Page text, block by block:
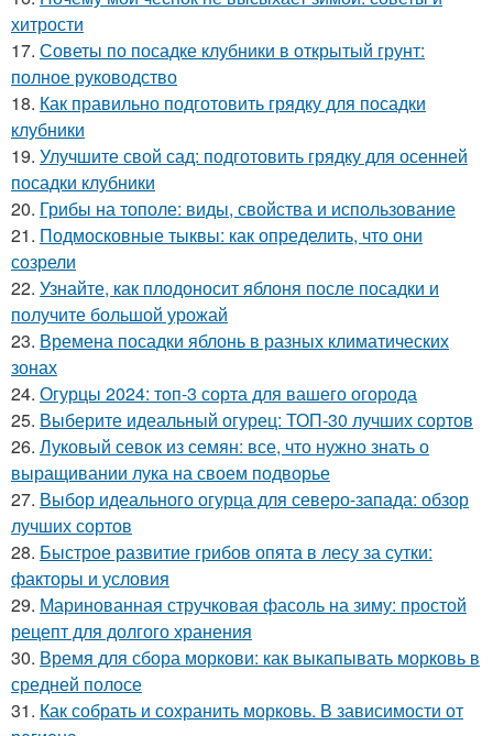
хитрости
17. Советы по посадке клубники в открытый грунт:
полное руководство
18. Как правильно подготовить грядку для посадки
клубники
19. Улучшите свой сад: подготовить грядку для осенней
посадки клубники
20. Грибы на тополе: виды, свойства и использование
21. Подмосковные тыквы: как определить, что они
созрели
22. Узнайте, как плодоносит яблоня после посадки и
получите большой урожай
23. Времена посадки яблонь в разных климатических
зонах
24. Огурцы 2024: топ-3 сорта для вашего огорода
25. Выберите идеальный огурец: ТОП-30 лучших сортов
26. Луковый севок из семян: все, что нужно знать о
выращивании лука на своем подворье
27. Выбор идеального огурца для северо-запада: обзор
лучших сортов
28. Быстрое развитие грибов опята в лесу за сутки:
факторы и условия
29. Маринованная стручковая фасоль на зиму: простой
рецепт для долгого хранения
30. Время для сбора моркови: как выкапывать морковь в
средней полосе
31. Как собрать и сохранить морковь. В зависимости от